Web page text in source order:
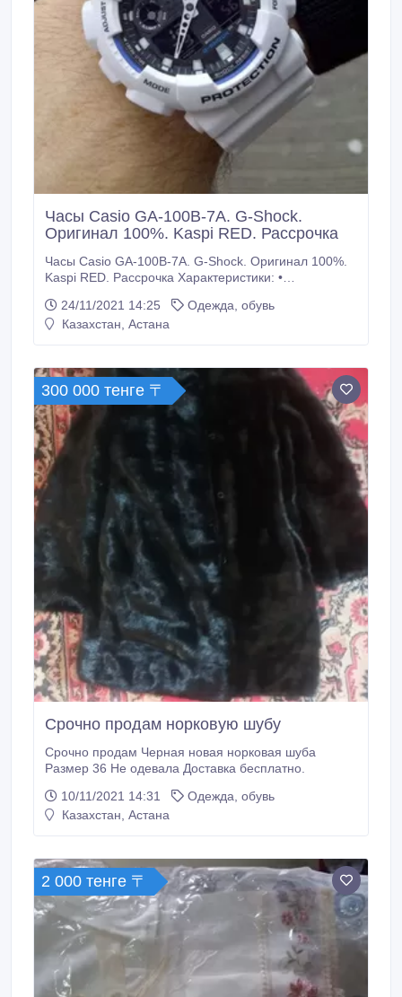
Часы Casio GA-100B-7A. G-Shock.
Оригинал 100%. Kaspi RED. Рассрочка
Часы Casio GA-100B-7A. G-Shock. Оригинал 100%.
Kaspi RED. Рассрочка Характеристики: •
защищает от ударов и вибрации. • Устойчивость к
воздействию магнитного поля. Часы созданы с
времени в основных городах и конкретных областях
по всему миру.
24/11/2021 14:25
Одежда, обувь
Казахстан, Астана
300 000 тенге 〒
Срочно продам норковую шубу
Срочно продам Черная новая норковая шуба
Размер 36 Не одевала Доставка бесплатно.
10/11/2021 14:31
Одежда, обувь
Казахстан, Астана
2 000 тенге 〒